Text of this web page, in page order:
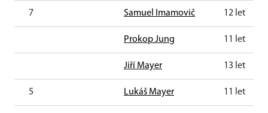
7 Samuel Imamovič 12 let
Prokop Jung 11 let
Jiří Mayer 13 let
5 Lukáš Mayer 11 let